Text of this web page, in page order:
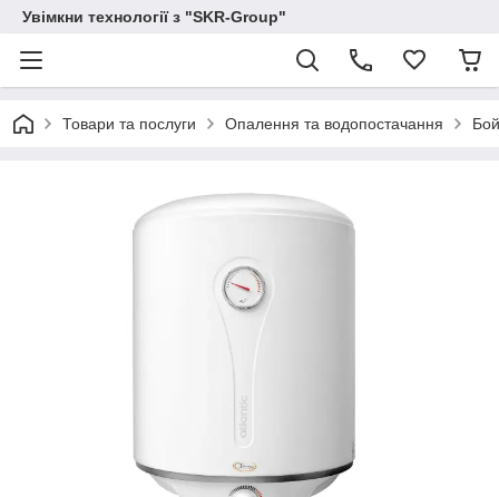
Увімкни технології з "SKR-Group"
Товари та послуги Опалення та водопостачання